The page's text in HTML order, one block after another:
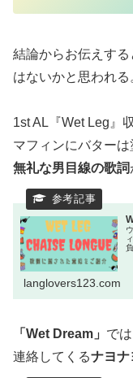
結論からお伝えす
はないかと思われる
1st AL『Wet Leg』
マフィンにバター
無礼な男目線の歌詞
langlovers123.com
「Wet Dream」 で
連絡してくるナヨナ